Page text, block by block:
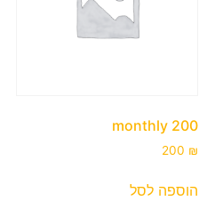
200 monthly
200 ₪
הוספה לסל